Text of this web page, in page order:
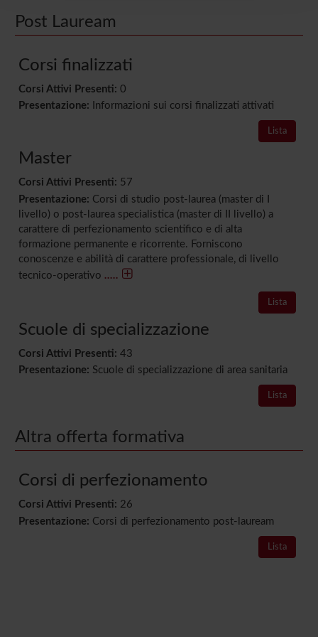
raccolto dal tuo utilizzo dei loro servizi.
Post Lauream
Corsi finalizzati
Corsi Attivi Presenti: 0
Presentazione: Informazioni sui corsi finalizzati attivati
Lista
Master
Corsi Attivi Presenti: 57
Presentazione: Corsi di studio post-laurea (master di I
livello) o post-laurea specialistica (master di II livello) a
carattere di perfezionamento scientifico e di alta
formazione permanente e ricorrente. Forniscono
conoscenze e abilità di carattere professionale, di livello
tecnico-operativo .....
Lista
Scuole di specializzazione
Corsi Attivi Presenti: 43
Presentazione: Scuole di specializzazione di area sanitaria
Lista
Altra offerta formativa
Corsi di perfezionamento
Corsi Attivi Presenti: 26
Presentazione: Corsi di perfezionamento post-lauream
Lista